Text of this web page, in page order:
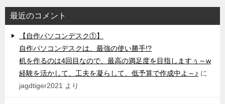
最近のコメント
【自作パソコンデスク①】
自作パソコンデスクは、最強の使い勝手!?
机を作るのは4回目なので、最高の満足度を目指しますぅ～w
経験を活かして、工夫を凝らして、低予算で作成中よ～♪ に
jagdtiger2021 より